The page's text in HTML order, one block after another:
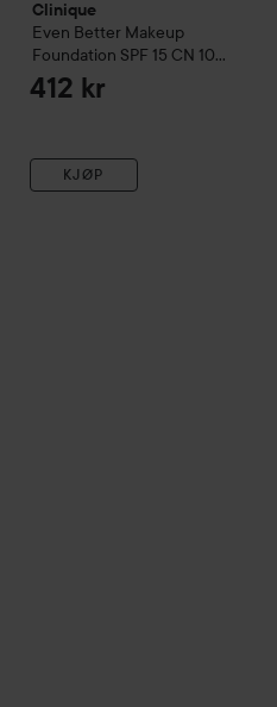
Clinique
Even Better Makeup
Foundation SPF 15 CN 10
Alabaster
412 kr
KJØP